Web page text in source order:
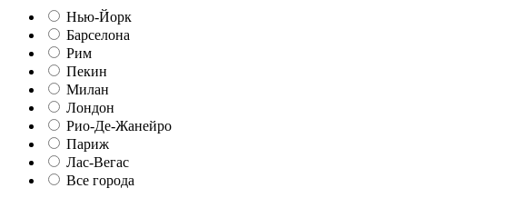
Нью-Йорк
Барселона
Рим
Пекин
Милан
Лондон
Рио-Де-Жанейро
Париж
Лас-Вегас
Все города